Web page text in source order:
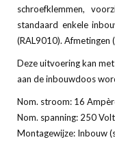
schroefklemmen,
standaard enkele
(RAL9010). Afmetingen
Deze uitvoering kan
aan de inbouwdoos
Nom. stroom: 16
Nom. spanning: 250 Volt
Montagewijze: Inbouw